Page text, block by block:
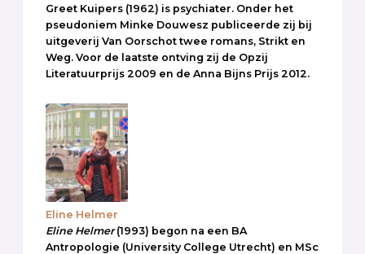
Greet Kuipers (1962) is psychiater. Onder het
pseudoniem Minke Douwesz publiceerde zij bij
uitgeverij Van Oorschot twee romans, Strikt en
Weg. Voor de laatste ontving zij de Opzij
Literatuurprijs 2009 en de Anna Bijns Prijs 2012.
Eline Helmer
Eline Helmer(1993) begon na een BA
Antropologie (University College Utrecht) en MSc